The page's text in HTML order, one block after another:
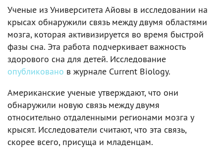
Ученые из Университета Айовы в исследовании на
крысах обнаружили связь между двумя областями
мозга, которая активизируется во время быстрой
фазы сна. Эта работа подчеркивает важность
здорового сна для детей. Исследование
опубликовано в журнале Current Biology.
Американские ученые утверждают, что они
обнаружили новую связь между двумя
относительно отдаленными регионами мозга у
крысят. Исследователи считают, что эта связь,
скорее всего, присуща и младенцам.